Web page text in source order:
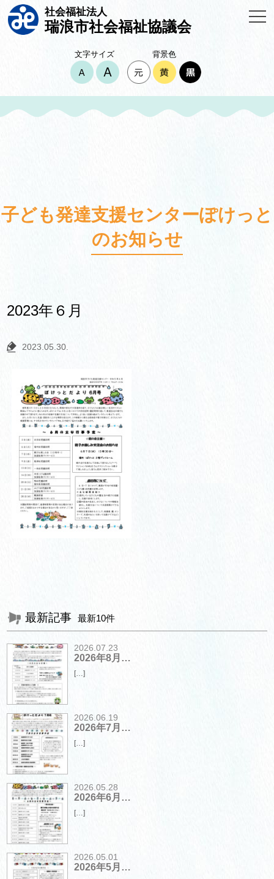
社会福祉法人
瑞浪市社会福祉協議会
文字サイズ 背景色
子ども発達支援センターぽけっと
のお知らせ
2023年６月
2023.05.30.
最新記事 最新10件
2026.07.23
2026年8月…
[…]
2026.06.19
2026年7月…
[…]
2026.05.28
2026年6月…
[…]
2026.05.01
2026年5月…